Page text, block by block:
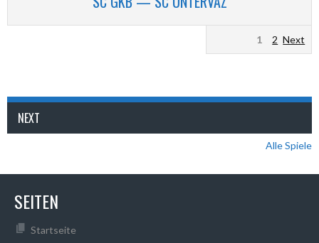
1 2 Next
NEXT
Alle Spiele
SEITEN
Startseite